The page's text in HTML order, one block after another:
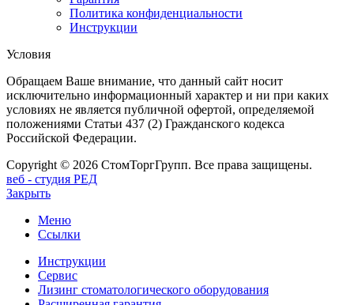
Политика конфиденциальности
Инструкции
Условия
Обращаем Ваше внимание, что данный сайт носит
исключительно информационный характер и ни при каких
условиях не является публичной офертой, определяемой
положениями Статьи 437 (2) Гражданского кодекса
Российской Федерации.
Copyright © 2026 СтомТоргГрупп. Все права защищены.
веб - студия РЕД
Закрыть
Меню
Ссылки
Инструкции
Сервис
Лизинг стоматологического оборудования